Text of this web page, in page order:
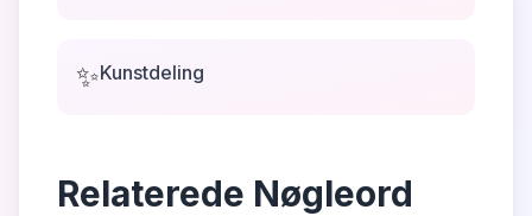
✨Kunstdeling
Relaterede Nøgleord